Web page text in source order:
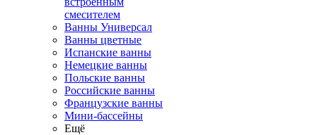
смесителем
Ванны Универсал
Ванны цветные
Испанские ванны
Немецкие ванны
Польские ванны
Российские ванны
Французские ванны
Мини-бассейны
Ещё